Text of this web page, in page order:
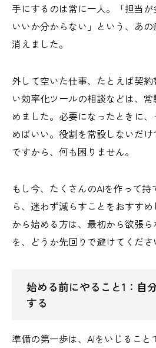
手にするのは常に一人。「担当
いいか分からない」という、あ
消えました。
外して空いた仕事、たとえば契
い効率化ツールの相談などは、
めました。必要になったときに
めばいい。役割を常設しないだ
ですから、何も困りません。
もし今、たくさんのAIを作って
ら、迷わず減らすことをおすす
から始める方は、最初から欲張
を、どうか先回りで避けてくださ
始める前にやること1：自
する
準備の第一歩は、AIをいじること